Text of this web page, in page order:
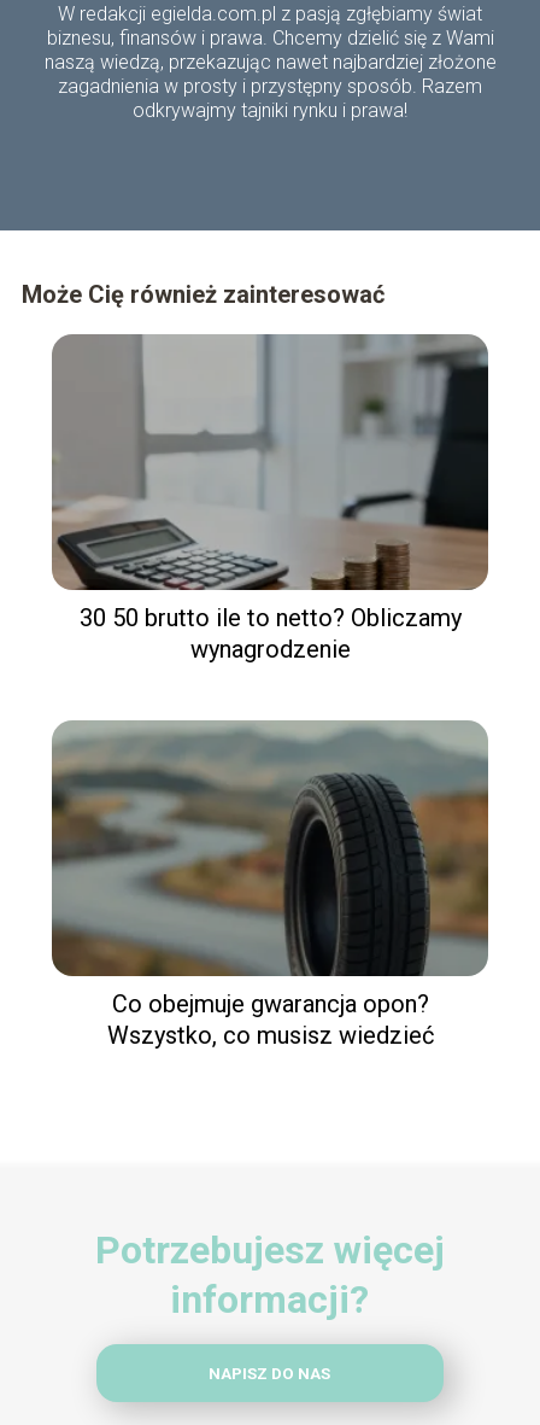
W redakcji egielda.com.pl z pasją zgłębiamy świat
biznesu, finansów i prawa. Chcemy dzielić się z Wami
naszą wiedzą, przekazując nawet najbardziej złożone
zagadnienia w prosty i przystępny sposób. Razem
odkrywajmy tajniki rynku i prawa!
Może Cię również zainteresować
30 50 brutto ile to netto? Obliczamy
wynagrodzenie
Co obejmuje gwarancja opon?
Wszystko, co musisz wiedzieć
Potrzebujesz więcej
informacji?
NAPISZ DO NAS